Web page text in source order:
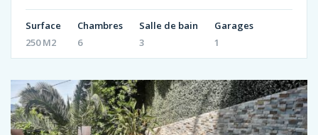
Surface
250 M2
Chambres
6
Salle de bain
3
Garages
1